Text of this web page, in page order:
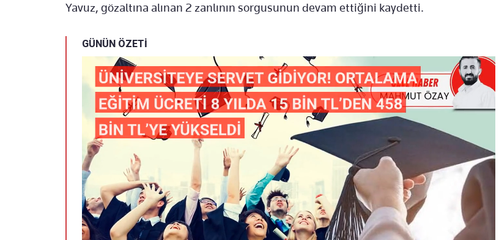
Yavuz, gözaltına alınan 2 zanlının sorgusunun devam ettiğini kaydetti.
GÜNÜN ÖZETİ